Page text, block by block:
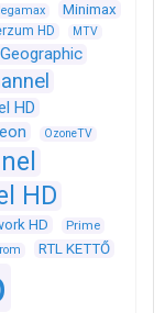
Minimax
HD
MTV
HD
OzoneTV
HD
HD Prime
RTL KETTŐ